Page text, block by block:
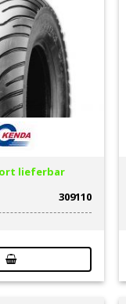
lieferbar
309110